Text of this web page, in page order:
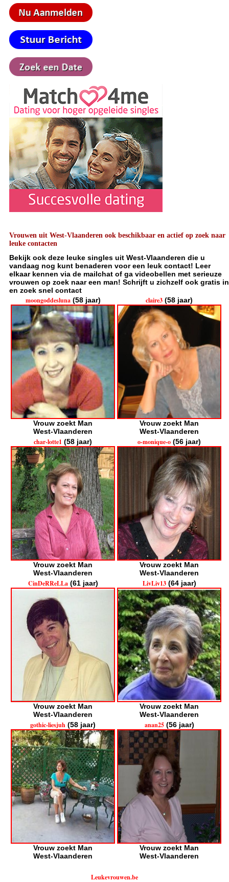
Vrouwen uit West-Vlaanderen ook beschikbaar en actief op zoek naar
leuke contacten
Bekijk ook deze leuke singles uit West-Vlaanderen die u
vandaag nog kunt benaderen voor een leuk contact! Leer
elkaar kennen via de mailchat of ga videobellen met serieuze
vrouwen op zoek naar een man! Schrijft u zichzelf ook gratis in
en zoek snel contact
moongoddesluna(58 jaar)
Vrouw zoekt Man
West-Vlaanderen
claire3 (58 jaar)
Vrouw zoekt Man
West-Vlaanderen
char-lotte1 (58 jaar)
Vrouw zoekt Man
West-Vlaanderen
o-monique-o (56 jaar)
Vrouw zoekt Man
West-Vlaanderen
CinDeRReLLa(61 jaar)
Vrouw zoekt Man
West-Vlaanderen
LivLiv13(64 jaar)
Vrouw zoekt Man
West-Vlaanderen
gothic-liesjuh (58 jaar)
Vrouw zoekt Man
West-Vlaanderen
anan25(56 jaar)
Vrouw zoekt Man
West-Vlaanderen
Leukevrouwen.be